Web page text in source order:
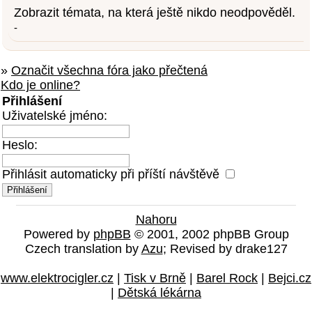
Zobrazit témata, na která ještě nikdo neodpověděl.
-
» Označit všechna fóra jako přečtená
Kdo je online?
Přihlášení
Uživatelské jméno:
Heslo:
Přihlásit automaticky při příští návštěvě
Nahoru
Powered by phpBB © 2001, 2002 phpBB Group
Czech translation by Azu; Revised by drake127
www.elektrocigler.cz | Tisk v Brně | Barel Rock | Bejci.cz
| Dětská lékárna